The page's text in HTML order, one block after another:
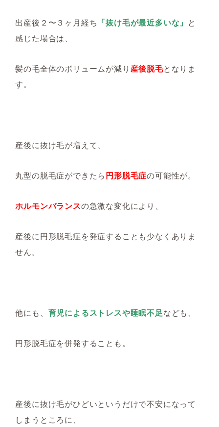
出産後２〜３ヶ月経ち 「抜け毛が最近多いな」 と
感じた場合は、
髪の毛全体のボリュームが減り 産後脱毛となりま
す。
産後に抜け毛が増えて、
丸型の脱毛症ができたら円形脱毛症の可能性が。
ホルモンバランスの急激な変化により、
産後に円形脱毛症を発症することも少なくありま
せん。
他にも、 育児によるストレスや睡眠不足なども、
円形脱毛症を併発することも。
産後に抜け毛がひどいというだけで不安になって
しまうところに、